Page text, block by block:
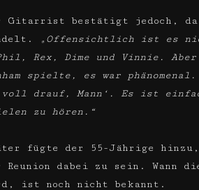
Gitarrist bestätigt jedoch,
„Offensichtlich ist es
Rex, Dime und Vinnie.
spielte, es war
voll drauf, Mann‘. Es ist
zu hören.“
fügte der 55-Jährige
Reunion dabei zu sein. Wann
ist noch nicht bekannt.